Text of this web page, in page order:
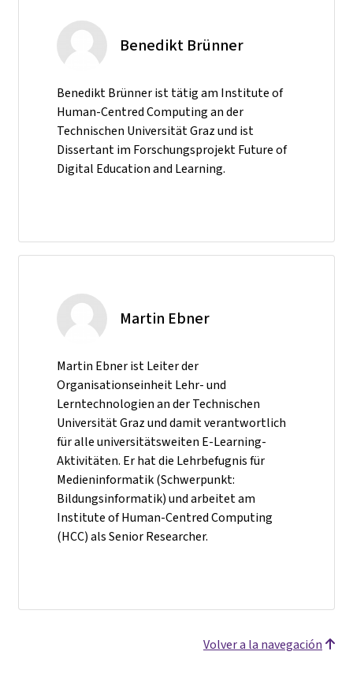
Benedikt Brünner
Benedikt Brünner ist tätig am Institute of
Human-Centred Computing an der
Technischen Universität Graz und ist
Dissertant im Forschungsprojekt Future of
Digital Education and Learning.
Martin Ebner
Martin Ebner ist Leiter der
Organisationseinheit Lehr- und
Lerntechnologien an der Technischen
Universität Graz und damit verantwortlich
für alle universitätsweiten E-Learning-
Aktivitäten. Er hat die Lehrbefugnis für
Medieninformatik (Schwerpunkt:
Bildungsinformatik) und arbeitet am
Institute of Human-Centred Computing
(HCC) als Senior Researcher.
Volver a la navegación